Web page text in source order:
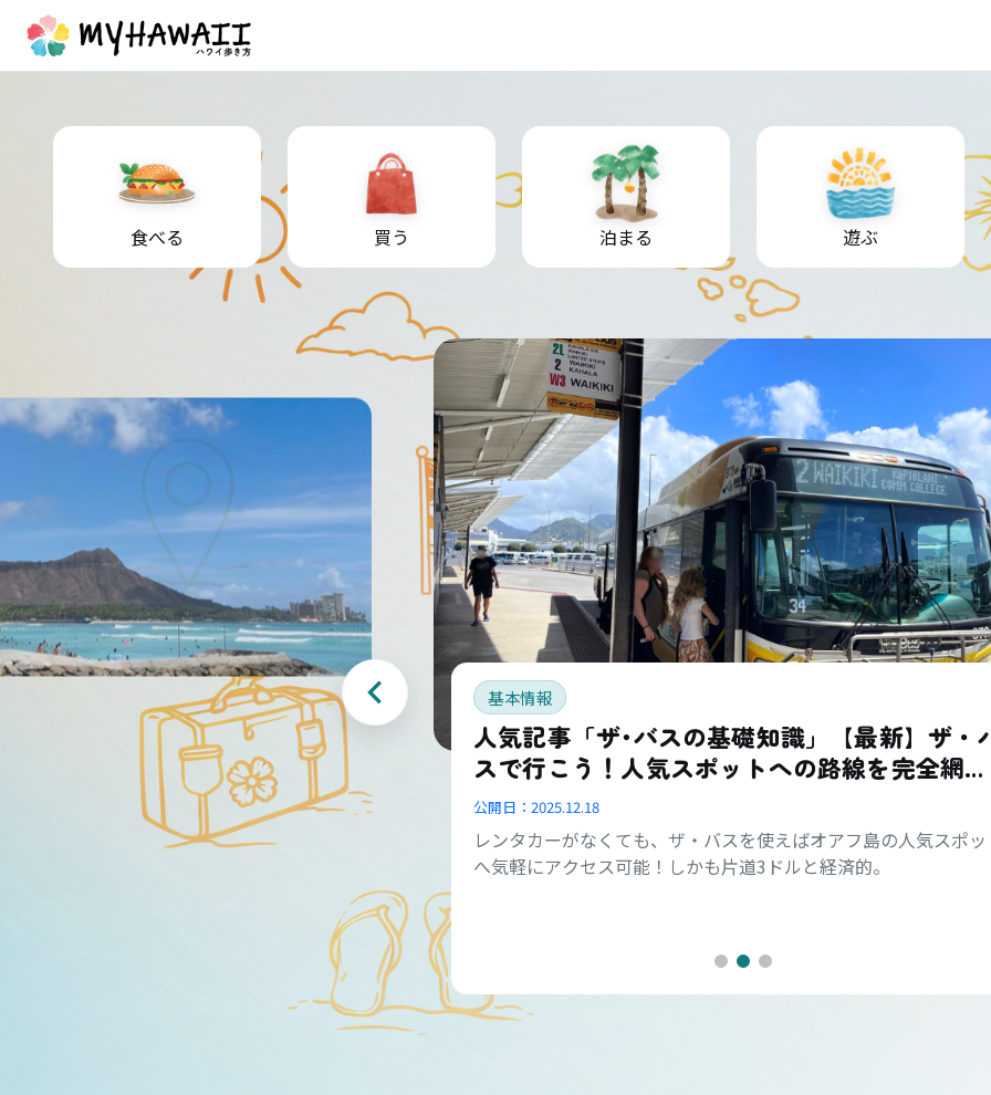
食べる 買う 泊まる 遊ぶ
基本情報
人気記事「ザ･バスの基礎知識」【最新】ザ・
スで行こう！人気スポットへの路線を完全網
羅！
公開日： 2025.12.18
レンタカーがなくても、ザ・バスを使えばオアフ島の人気スポ
へ気軽にアクセス可能！しかも片道3ドルと経済的。